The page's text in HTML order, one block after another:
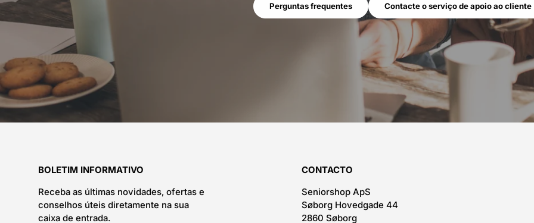
Perguntas frequentes Contacte o serviço de apoio ao cliente
BOLETIM INFORMATIVO
Receba as últimas novidades, ofertas e
conselhos úteis diretamente na sua
caixa de entrada.
CONTACTO
Seniorshop ApS
Søborg Hovedgade 44
2860 Søborg